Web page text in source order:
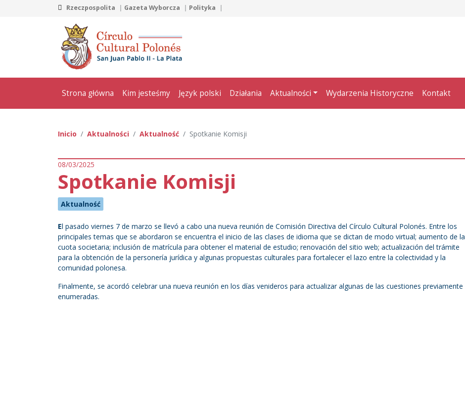
Rzeczpospolita Gazeta Wyborcza Polityka
Strona główna Kim jesteśmy Język polski Działania Aktualności Wydarzenia Historyczne Kontakt
Inicio Aktualności Aktualność Spotkanie Komisji
08/03/2025
Spotkanie Komisji
Aktualność
El pasado viernes 7 de marzo se llevó a cabo una nueva reunión de Comisión Directiva del Círculo Cultural Polonés. Entre los
principales temas que se abordaron se encuentra el inicio de las clases de idioma que se dictan de modo virtual; aumento de la
cuota societaria; inclusión de matrícula para obtener el material de estudio; renovación del sitio web; actualización del trámite
para la obtención de la personería jurídica y algunas propuestas culturales para fortalecer el lazo entre la colectividad y la
comunidad polonesa.
Finalmente, se acordó celebrar una nueva reunión en los días venideros para actualizar algunas de las cuestiones previamente
enumeradas.